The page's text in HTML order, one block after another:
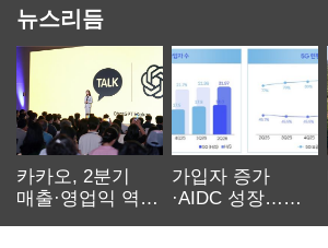
뉴스리듬
카카오, 2분기
매출·영업익 역대
가입자 증가
·AIDC 성장…